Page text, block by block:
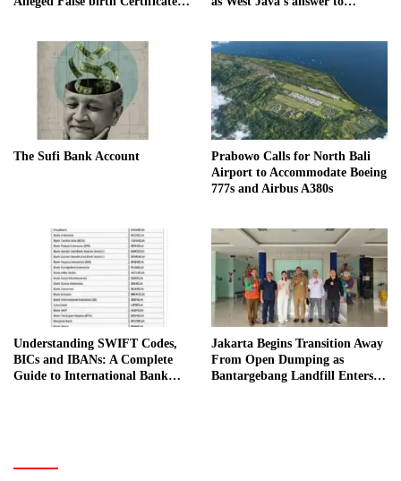
The Sufi Bank Account
Prabowo Calls for North Bali
Airport to Accommodate Boeing
777s and Airbus A380s
Understanding SWIFT Codes,
BICs and IBANs: A Complete
Guide to International Bank
Jakarta Begins Transition Away
From Open Dumping as
Bantargebang Landfill Enters